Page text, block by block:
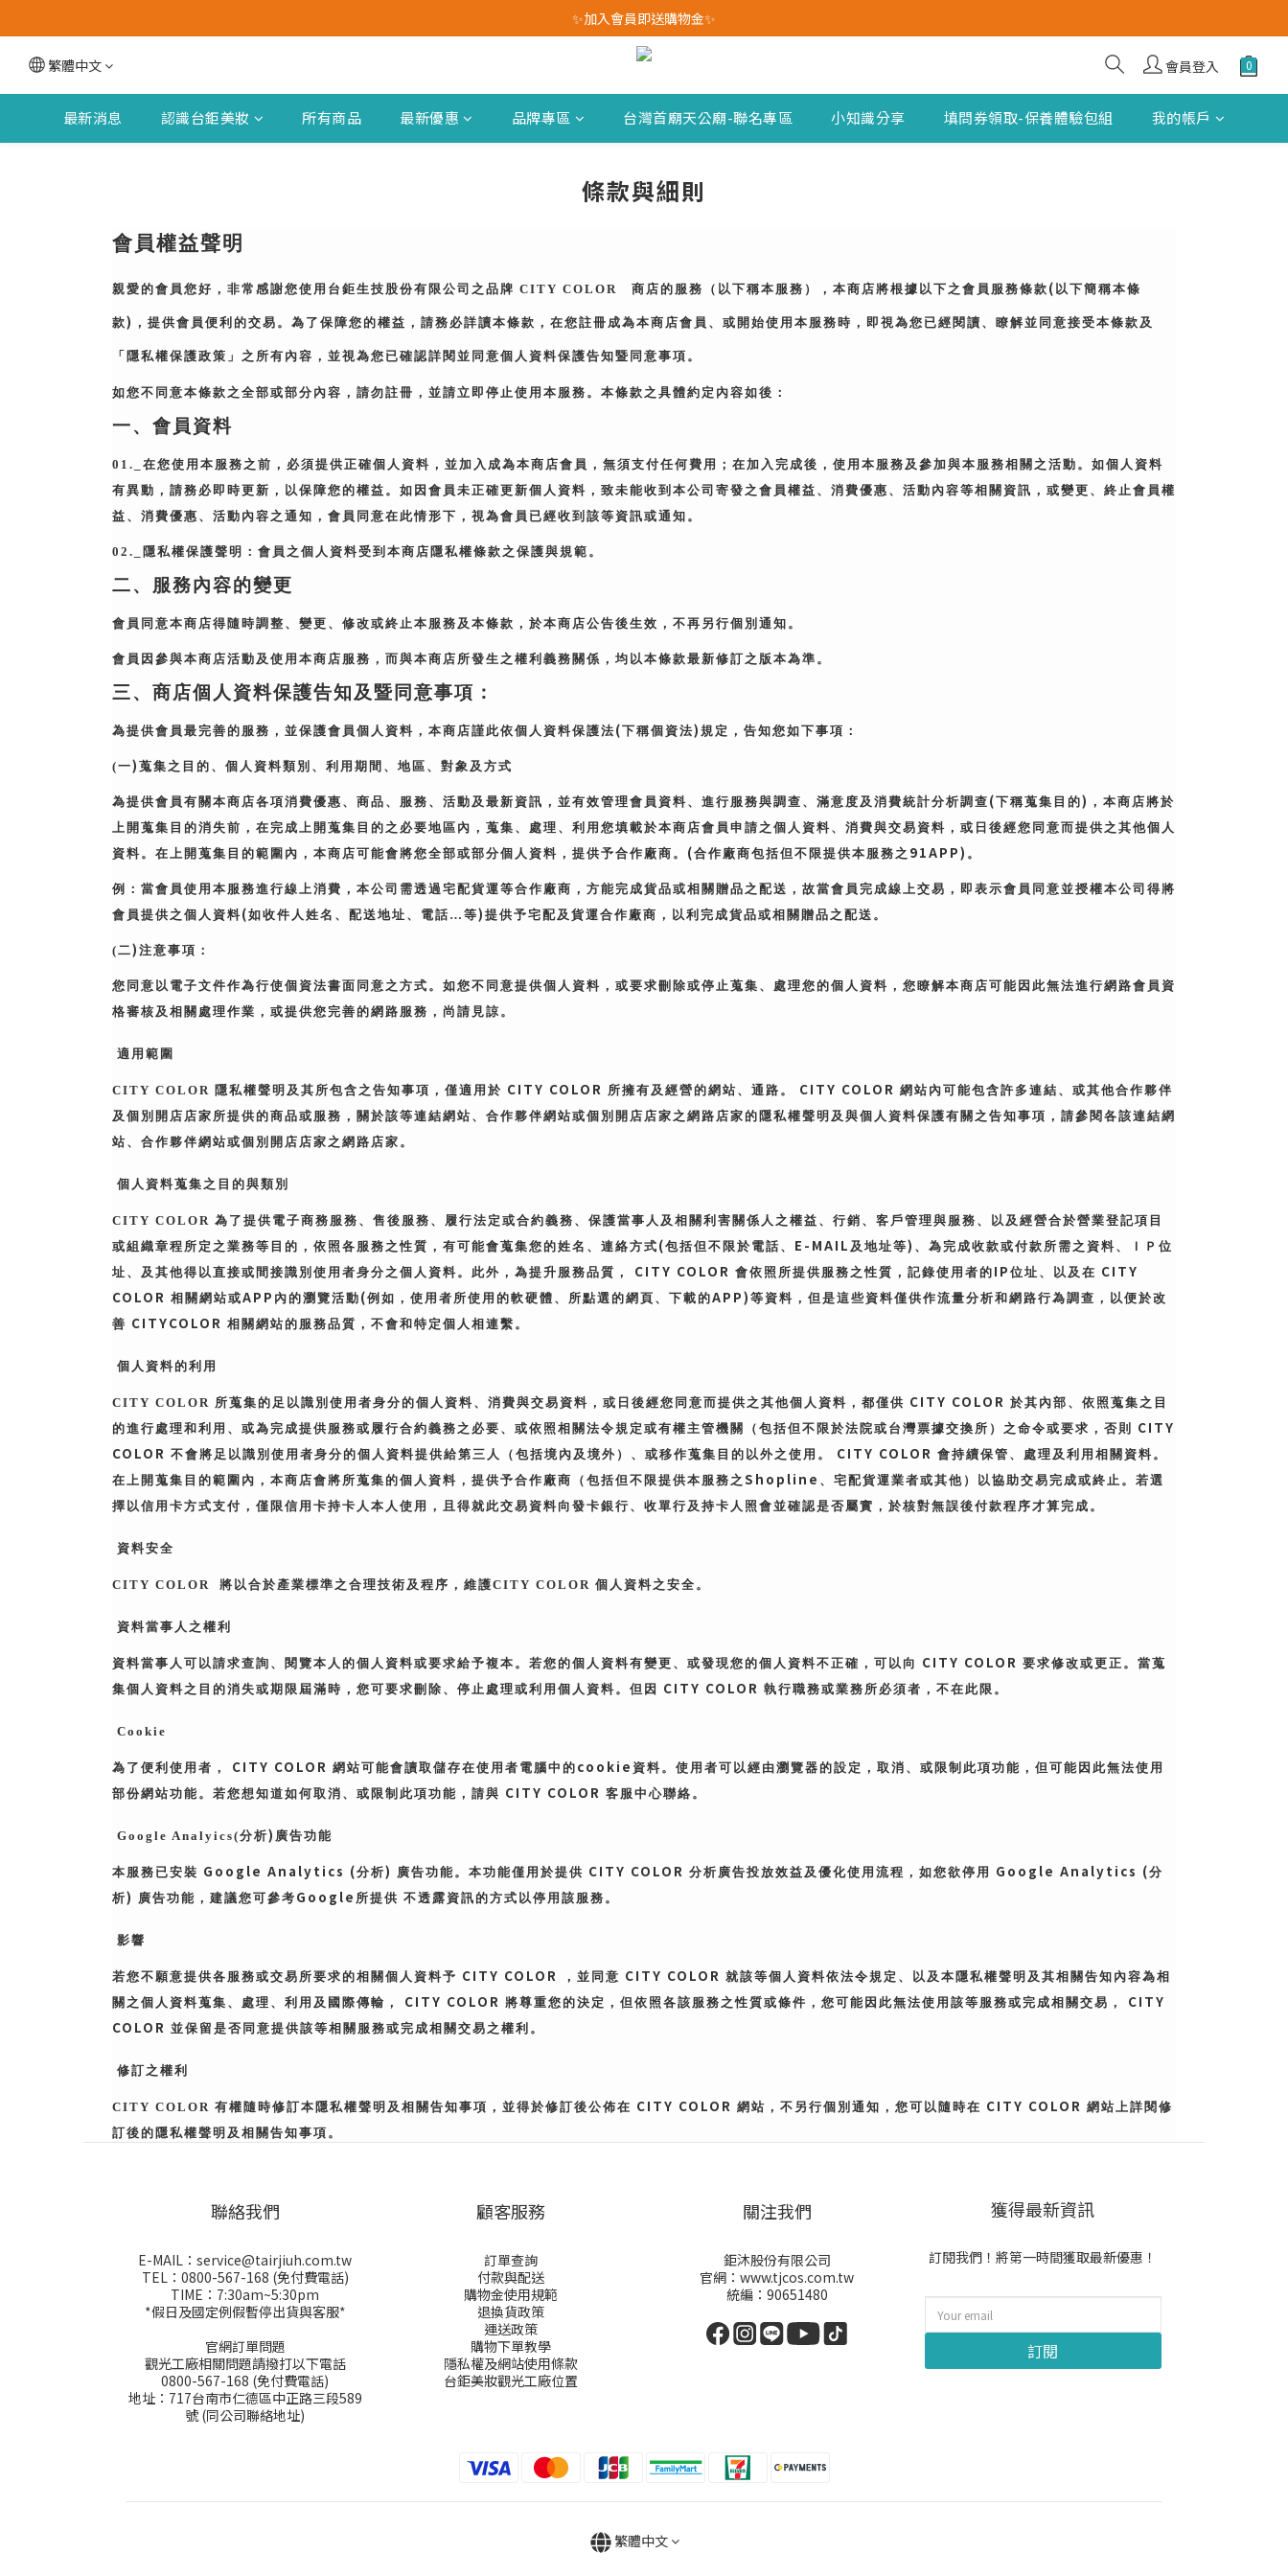
我愛爸爸★全館消費滿$528元免運費(活動至8/10)
✨加入會員即送購物金✨
我愛爸爸★全館消費滿$528元免運費(活動至8/10)
繁體中文 會員登入
最新消息 認識台鉅美妝 所有商品 最新優惠 品牌專區 台灣首廟天公廟-聯名專區 小知識分享 填問券領取-保養體驗包組 我的帳戶
條款與細則
會員權益聲明
親愛的會員您好，非常感謝您使用 台鉅生技股份有限公司之品牌 CITY COLOR 商店的服務（以下稱本服務），本商店將根據以下之會員服務條款 ( 以下簡稱本條
款) ，提供會員便利的交易。為了保障您的權益，請務必詳讀本條款，在您註冊成為本商店會員、或開始使用本服務時，即視為您已經閱讀、瞭解並同意接受本條款及
「隱私權保護政策」之所有內容，並視為您已確認詳閱並同意個人資料保護告知暨同意事項。
如您不同意本條款之全部或部分內容，請勿註冊，並請立即停止使用本服務。本條款之具體約定內容如後：
一、會員資料
01._ 在您使用本服務之前，必須提供正確個人資料，並加入成為本商店會員，無須支付任何費用；在加入完成後，使用本服務及參加與本服務相關之活動。如個人資料
有異動，請務必即時更新，以保障您的權益。如因會員未正確更新個人資料，致未能收到本公司寄發之會員權益、消費優惠、活動內容等相關資訊，或變更、終止會員權
益、消費優惠、活動內容之通知，會員同意在此情形下，視為會員已經收到該等資訊或通知。
02._ 隱私權保護聲明：會員之個人資料受到本商店隱私權條款之保護與規範。
二、服務內容的變更
會員同意本商店得隨時調整、變更、修改或終止本服務及本條款，於本商店公告後生效，不再另行個別通知。
會員因參與本商店活動及使用本商店服務，而與本商店所發生之權利義務關係，均以本條款最新修訂之版本為準。
三、商店個人資料保護告知及暨同意事項：
為提供會員最完善的服務，並保護會員個人資料，本商店謹此依個人資料保護法 (下稱個資法) 規定，告知您如下事項：
(一) 蒐集之目的、個人資料類別、利用期間、地區、對象及方式
為提供會員有關本商店各項消費優惠、商品、服務、活動及最新資訊，並有效管理會員資料、進行服務與調查、滿意度及消費統計分析調查 (下稱蒐集目的) ，本商店將於
上開蒐集目的消失前，在完成上開蒐集目的之必要地區內，蒐集、處理、利用您填載於本商店會員申請之個人資料、消費與交易資料，或日後經您同意而提供之其他個人
資料。在上開蒐集目的範圍內，本商店可能會將您全部或部分個人資料，提供予合作廠商。 (合作廠商包括但不限提供本服務之 91APP) 。
例：當會員使用本服務進行線上消費，本公司需透過宅配貨運等合作廠商，方能完成貨品或相關贈品之配送，故當會員完成線上交易，即表示會員同意並授權本公司得將
會員提供之個人資料(如收件人姓名、配送地址、電話…等) 提供予宅配及貨運合作廠商，以利完成貨品或相關贈品之配送。
(二) 注意事項：
您同意以電子文件作為行使個資法書面同意之方式。如您不同意提供個人資料，或要求刪除或停止蒐集、處理您的個人資料，您瞭解本商店可能因此無法進行網路會員資
格審核及相關處理作業，或提供您完善的網路服務，尚請見諒。
適用範圍
CITY COLOR 隱私權聲明及其所包含之告知事項，僅適用於 CITY COLOR 所擁有及經營的網站、通路。 CITY COLOR 網站內可能包含許多連結、或其他合作夥伴
及個別開店店家所提供的商品或服務，關於該等連結網站、合作夥伴網站或個別開店店家之網路店家的隱私權聲明及與個人資料保護有關之告知事項，請參閱各該連結網
站、合作夥伴網站或個別開店店家之網路店家。
個人資料蒐集之目的與類別
CITY COLOR 為了提供電子商務服務、售後服務、履行法定或合約義務、保護當事人及相關利害關係人之權益、行銷、客戶管理與服務、以及經營合於營業登記項目
或組織章程所定之業務等目的，依照各服務之性質，有可能會蒐集您的姓名、連絡方式 (包括但不限於電話、 E-MAIL 及地址等) 、為完成收款或付款所需之資料、ＩＰ位
址、及其他得以直接或間接識別使用者身分之個人資料。此外，為提升服務品質，
CITY COLOR 會依照所提供服務之性質，記錄使用者的 IP 位址、以及在 CITY
COLOR 相關網站或APP 內的瀏覽活動 (例如，使用者所使用的軟硬體、所點選的網頁、下載的APP) 等資料，但是這些資料僅供作流量分析和網路行為調查，以便於改
善 CITYCOLOR 相關網站的服務品質，不會和特定個人相連繫。
個人資料的利用
CITY COLOR 所蒐集的足以識別使用者身分的個人資料、消費與交易資料，或日後經您同意而提供之其他個人資料，都僅供 CITY COLOR 於其內部、依照蒐集之目
的進行處理和利用、或為完成提供服務或履行合約義務之必要、或依照相關法令規定或有權主管機關（包括但不限於法院或台灣票據交換所）之命令或要求，否則
CITY
COLOR 不會將足以識別使用者身分的個人資料提供給第三人（包括境內及境外）、或移作蒐集目的以外之使用。 CITY COLOR 會持續保管、處理及利用相關資料。
在上開蒐集目的範圍內，本商店會將所蒐集的個人資料，提供予合作廠商（包括但不限提供本服務之 Shopline 、宅配貨運業者或其他）以協助交易完成或終止。若選
擇以信用卡方式支付，僅限信用卡持卡人本人使用，且得就此交易資料向發卡銀行、收單行及持卡人照會並確認是否屬實，於核對無誤後付款程序才算完成。
資料安全
CITY COLOR 將以合於產業標準之合理技術及程序，維護CITY COLOR 個人資料之安全。
資料當事人之權利
資料當事人可以請求查詢、閱覽本人的個人資料或要求給予複本。若您的個人資料有變更、或發現您的個人資料不正確，可以向 CITY COLOR 要求修改或更正。當蒐
集個人資料之目的消失或期限屆滿時，您可要求刪除、停止處理或利用個人資料。但因
CITY COLOR 執行職務或業務所必須者，不在此限。
Cookie
為了便利使用者， CITY COLOR 網站可能會讀取儲存在使用者電腦中的 cookie 資料。使用者可以經由瀏覽器的設定，取消、或限制此項功能，但可能因此無法使用
部份網站功能。若您想知道如何取消、或限制此項功能，請與 CITY COLOR 客服中心聯絡。
Google Analyics(分析) 廣告功能
本服務已安裝 Google Analytics (分析) 廣告功能。本功能僅用於提供 CITY COLOR 分析廣告投放效益及優化使用流程，如您欲停用 Google Analytics (分
析) 廣告功能，建議您可參考 Google 所提供 不透露資訊的方式以停用該服務。
影響
若您不願意提供各服務或交易所要求的相關個人資料予 CITY COLOR ，並同意 CITY COLOR 就該等個人資料依法令規定、以及本隱私權聲明及其相關告知內容為相
關之個人資料蒐集、處理、利用及國際傳輸，
CITY COLOR 將尊重您的決定，但依照各該服務之性質或條件，您可能因此無法使用該等服務或完成相關交易，
CITY
COLOR 並保留是否同意提供該等相關服務或完成相關交易之權利。
修訂之權利
CITY COLOR 有權隨時修訂本隱私權聲明及相關告知事項，並得於修訂後公佈在 CITY COLOR 網站，不另行個別通知，您可以隨時在 CITY COLOR 網站上詳閱修
訂後的隱私權聲明及相關告知事項。
聯絡我們
E-MAIL：service@tairjiuh.com.tw
TEL：0800-567-168 (免付費電話)
TIME：7:30am~5:30pm
*假日及國定例假暫停出貨與客服*
官網訂單問題
觀光工廠相關問題請撥打以下電話
0800-567-168 (免付費電話)
地址：717台南市仁德區中正路三段589
號 (同公司聯絡地址)
顧客服務
訂單查詢
付款與配送
購物金使用規範
退換貨政策
運送政策
購物下單教學
隱私權及網站使用條款
台鉅美妝觀光工廠位置
關注我們
鉅沐股份有限公司
官網：www.tjcos.com.tw
統編：90651480
獲得最新資訊
訂閱我們！將第一時間獲取最新優惠！
訂閱
繁體中文